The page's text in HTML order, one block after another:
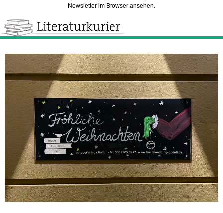
Newsletter im Browser ansehen.